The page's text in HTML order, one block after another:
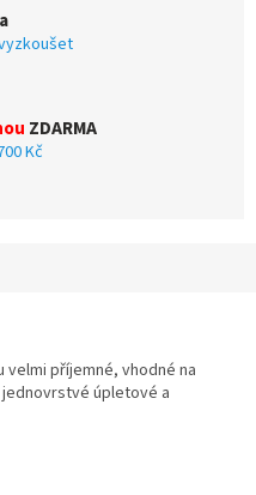
ZDARMA
Kč
velmi příjemné, vhodné na
úpletové a